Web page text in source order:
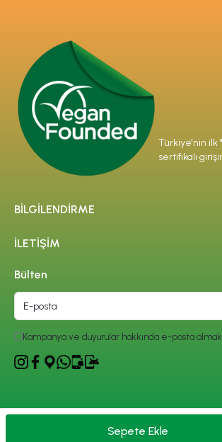
Sepete Ekle
Türkiye'nin ilk
sertifikalı
BİLGİLENDİRME
İLETİŞİM
Bülten
Kampanya ve duyurular hakkında e-posta
Copyright| Reliefers Digital